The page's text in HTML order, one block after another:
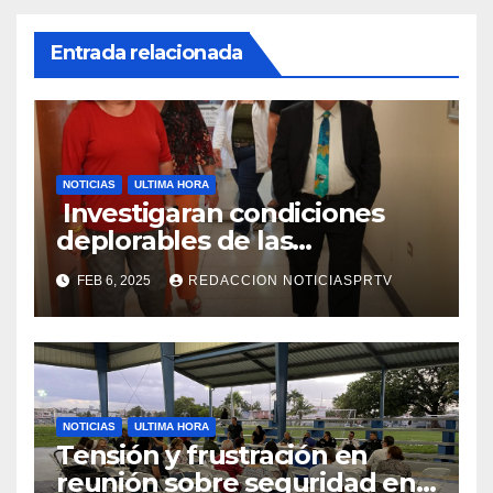
Entrada relacionada
NOTICIAS ULTIMA HORA
Investigaran condiciones
deplorables de las
facilidades el Departamento
de la Salud en Mayagüez
FEB 6, 2025 REDACCION NOTICIASPRTV
NOTICIAS ULTIMA HORA
Tensión y frustración en
reunión sobre seguridad en